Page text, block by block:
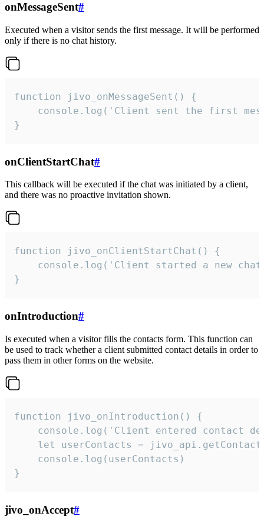
onMessageSent#
Executed when a visitor sends the first message. It will be performed
only if there is no chat history.
function jivo_onMessageSent() {
console.log('Client sent the first
}
onClientStartChat#
This callback will be executed if the chat was initiated by a client,
and there was no proactive invitation shown.
function jivo_onClientStartChat() {
console.log('Client started a new
}
onIntroduction#
Is executed when a visitor fills the contacts form. This function can
be used to track whether a client submitted contact details in order to
pass them in other forms on the website.
function jivo_onIntroduction() {
console.log('Client entered contact
let userContacts =
    console.log(userContacts)
}
jivo_onAccept#